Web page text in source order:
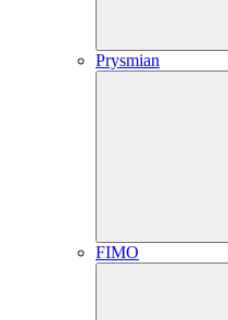
Prysmian
FIMO